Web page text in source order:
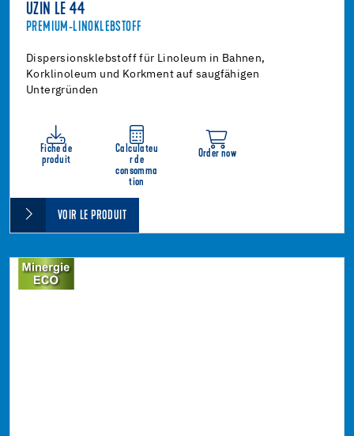
UZIN LE 44
PREMIUM-LINOKLEBSTOFF
Dispersionsklebstoff für Linoleum in Bahnen,
Korklinoleum und Korkment auf saugfähigen
Untergründen
Fiche de
produit
Calculateu
r de
consomma
tion
Order now
VOIR LE PRODUIT